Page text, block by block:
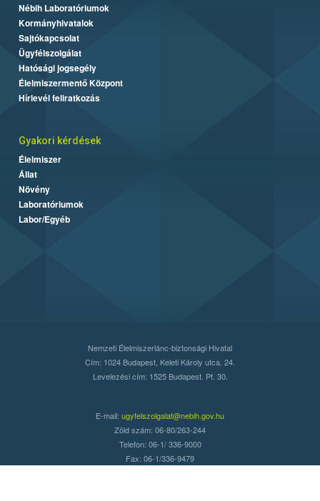
Nébih Laboratóriumok
Kormányhivatalok
Sajtókapcsolat
Ügyfélszolgálat
Hatósági jogsegély
Élelmiszermentő Központ
Hírlevél feliratkozás
Gyakori kérdések
Élelmiszer
Állat
Növény
Laboratóriumok
Labor/Egyéb
Nemzeti Élelmiszerlánc-biztonsági Hivatal
Cím: 1024 Budapest, Keleti Károly utca. 24.
Levelezési cím: 1525 Budapest. Pf. 30.
E-mail: ugyfelszolgalat@nebih.gov.hu
Zöld szám: 06-80/263-244
Telefon: 06-1/ 336-9000
Fax: 06-1/336-9479